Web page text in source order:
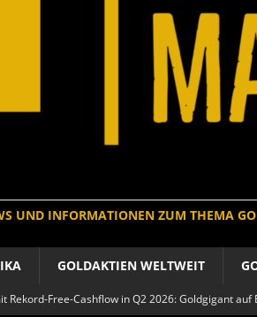
UND INFORMATIONEN ZUM THEMA
GOLDAKTIEN WELTWEIT
Rekord-Free-Cashflow in Q2 2026: Goldgigant auf